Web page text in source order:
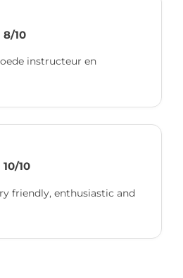
8/10
instructeur en
10/10
friendly, enthusiastic and